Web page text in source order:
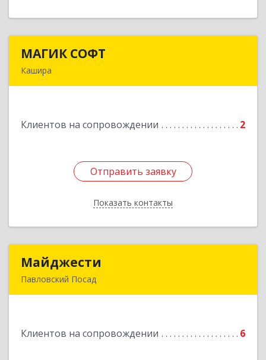
МАГИК СОФТ
Кашира
Клиентов на сопровождении 2
Отправить заявку
Показать контакты
Отправить заявку
Назад
Майджести
Павловский Посад
Клиентов на сопровождении 6